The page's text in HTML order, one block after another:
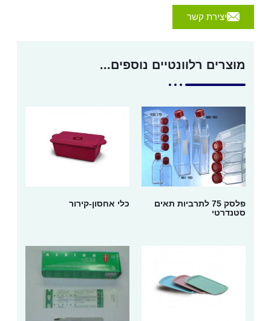
יצירת קשר
מוצרים רלוונטיים נוספים...
פלסק 75 לתרביות תאים
סטנדרטי
כלי אחסון-קירור